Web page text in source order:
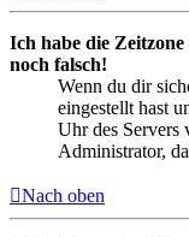
Ich habe die
noch falsch!
Wenn du dir
eingestellt hast
Uhr des Servers
Administrator,
Nach oben